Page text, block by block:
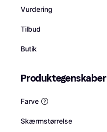
Vurdering
Tilbud
Butik
Produktegenskaber
Farve
Skærmstørrelse